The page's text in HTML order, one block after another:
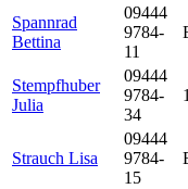
Spannrad
Bettina
09444
9784-
11
Stempfhuber
Julia
09444
9784-
34
Strauch Lisa
09444
9784-
15